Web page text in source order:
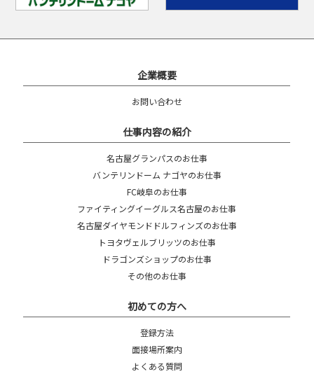
企業概要
お問い合わせ
仕事内容の紹介
名古屋グランパスのお仕事
バンテリンドーム ナゴヤのお仕事
FC岐阜のお仕事
ファイティングイーグルス名古屋のお仕事
名古屋ダイヤモンドドルフィンズのお仕事
トヨタヴェルブリッツのお仕事
ドラゴンズショップのお仕事
その他のお仕事
初めての方へ
登録方法
面接場所案内
よくある質問